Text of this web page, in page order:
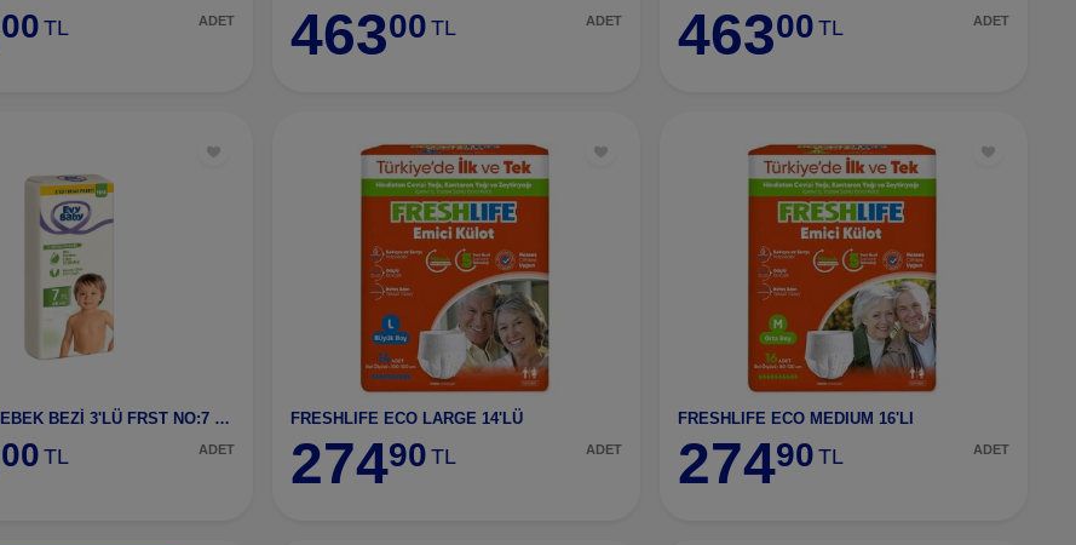
00 TL ADET 46300 TL ADET 46300 TL ADET
EVY BABY BEBEK BEZİ 3'LÜ FRST NO:7 XXL
00 TL ADET
FRESHLIFE ECO LARGE 14'LÜ
27490 TL ADET
FRESHLIFE ECO MEDIUM 16'LI
27490 TL ADET